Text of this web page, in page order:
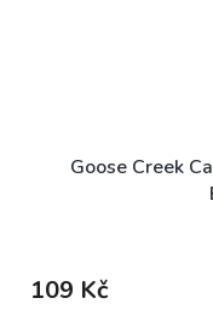
Goose Creek
109 Kč